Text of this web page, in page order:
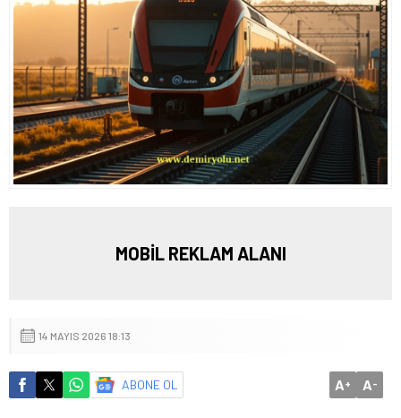
MOBİL REKLAM ALANI
14 MAYIS 2026 18:13
ABONE OL A+ A-